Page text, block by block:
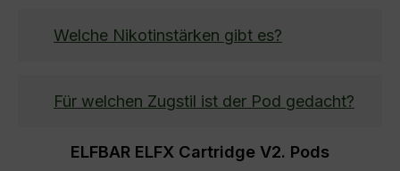
Welche Nikotinstärken gibt es?
Für welchen Zugstil ist der Pod gedacht?
ELFBAR ELFX Cartridge V2. Pods